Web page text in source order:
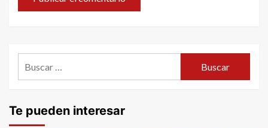
Te pueden interesar